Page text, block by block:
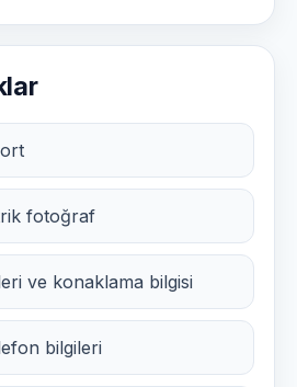
fotoğraf
ve konaklama bilgisi
bilgileri